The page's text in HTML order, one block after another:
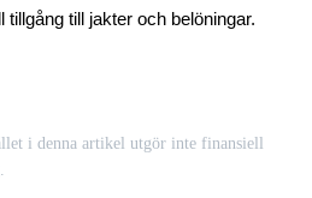
till jakter och belöningar.
i denna artikel utgör inte finansiell